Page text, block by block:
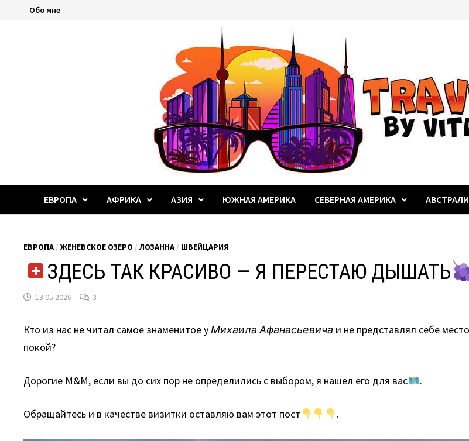
ПерейтиОбо мне
ЕВРОПА АФРИКА АЗИЯ ЮЖНАЯ АМЕРИКА СЕВЕРНАЯ АМЕРИКА
ЕВРОПА /ЖЕНЕВСКОЕ ОЗЕРО /ЛОЗАННА / ШВЕЙЦАРИЯ
ЗДЕСЬ ТАК КРАСИВО — Я ПЕРЕСТАЮ ДЫШАТЬ
13.05.2026 3
Кто из нас не читал самое знаменитое уМихаила Афанасьевича и не представлял себе
покой?
Дорогие M&M, если вы до сих пор не определились с выбором, я нашел его для вас .
Обращайтесь и в качестве визитки оставляю вам этот пост .